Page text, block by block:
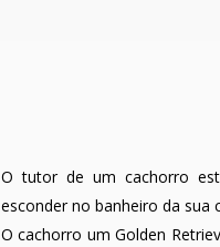
O tutor de um cachorro
esconder no banheiro da sua
O cachorro um Golden